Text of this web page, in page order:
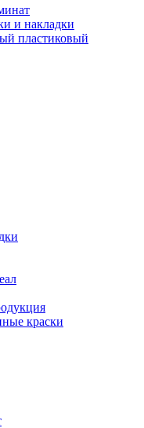
и накладки
пластиковый
краски